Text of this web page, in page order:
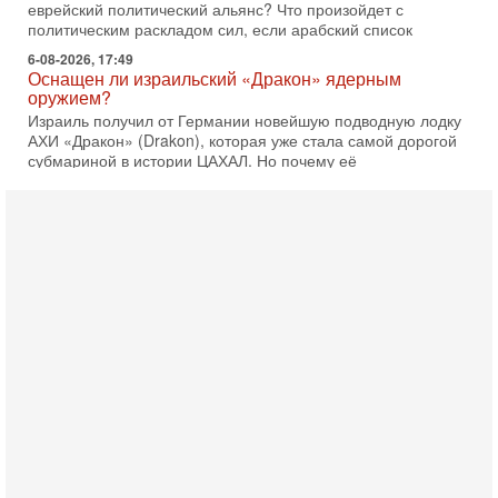
еврейский политический альянс? Что произойдет с
политическим раскладом сил, если арабский список
6-08-2026, 17:49
Оснащен ли израильский «Дракон» ядерным
оружием?
Израиль получил от Германии новейшую подводную лодку
АХИ «Дракон» (Drakon), которая уже стала самой дорогой
субмариной в истории ЦАХАЛ. Но почему её